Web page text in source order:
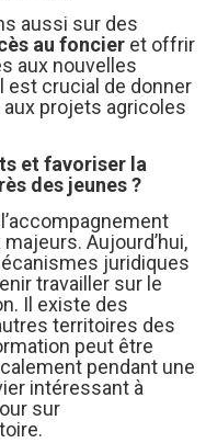
aussi sur des
au foncier et offrir
aux nouvelles
est crucial de donner
projets agricoles
et favoriser la
des jeunes ?
Aujourd’hui,
juridiques
travailler sur le
Il existe des
territoires des
peut être
pendant une
intéressant à
sur